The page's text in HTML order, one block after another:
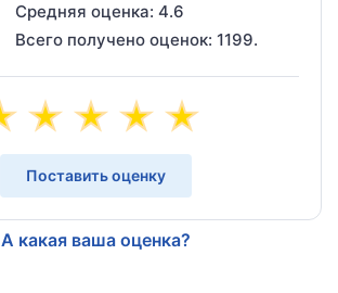
Средняя оценка: 4.6
Всего получено оценок: 1199.
Поставить оценку
А какая ваша оценка?